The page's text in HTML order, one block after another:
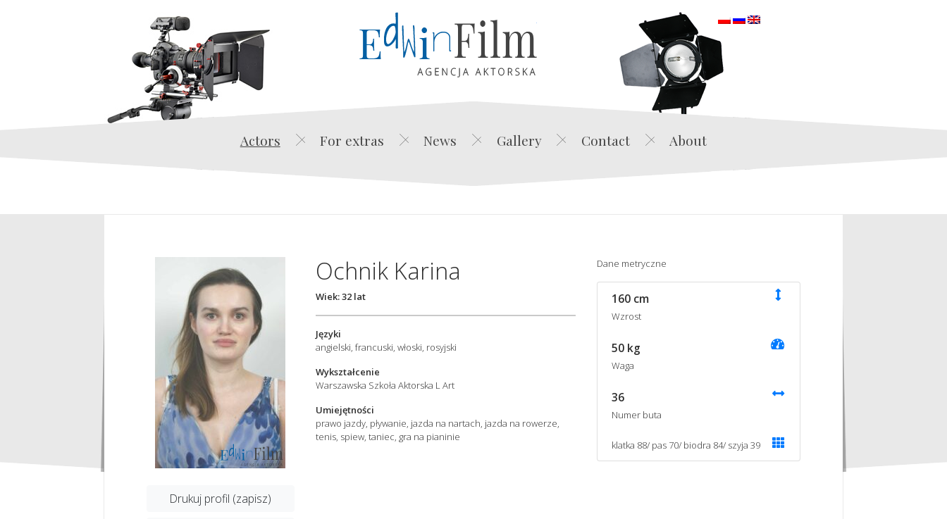
Edwin Film Agencja Aktorska
Actors For extras News Gallery Contact About
Drukuj profil (zapisz)
Ochnik Karina
Wiek: 32 lat
Języki
angielski, francuski, włoski, rosyjski
Wykształcenie
Warszawska Szkoła Aktorska L Art
Umiejętności
prawo jazdy, pływanie, jazda na nartach, jazda na rowerze,
tenis, spiew, taniec, gra na pianinie
Dane metryczne
160 cm
Wzrost
50 kg
Waga
36
Numer buta
klatka 88/ pas 70/ biodra 84/ szyja 39